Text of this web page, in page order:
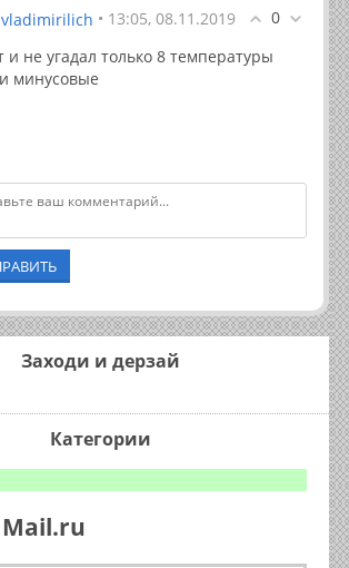
0
vladimirilich • 13:05, 08.11.2019
и не угадал только 8 температуры
минусовые
Заходи и дерзай
Категории